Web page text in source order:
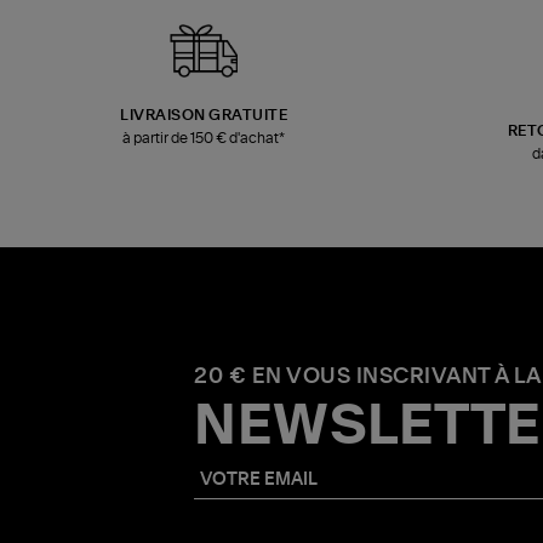
LIVRAISON GRATUITE
à partir de 150 € d'achat*
20 € EN VOUS INSCRIVANT À LA